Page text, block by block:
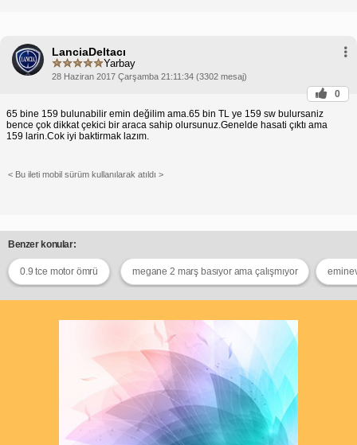
LanciaDeltacı
Yarbay
28 Haziran 2017 Çarşamba 21:11:34 (3302 mesaj)
0
65 bine 159 bulunabilir emin değilim ama.65 bin TL ye 159 sw bulursaniz
bence çok dikkat çekici bir araca sahip olursunuz.Genelde hasati çıktı ama
159 larin.Cok iyi baktirmak lazım.
< Bu ileti mobil sürüm kullanılarak atıldı >
Benzer konular:
0.9 tce motor ömrü megane 2 marş basıyor ama çalışmıyor